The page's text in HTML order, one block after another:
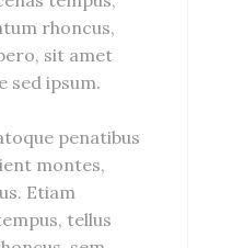
rhoncus,
sit amet
sed ipsum.
penatibus
montes,
Etiam
tellus